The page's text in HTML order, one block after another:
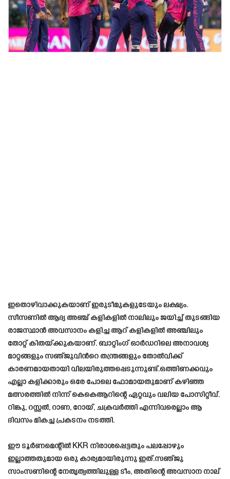
ഇതൊഴിവാക്കുകയാണ് ഇരുടീമുകളുടേയും ലക്ഷ്യം.
സീസണിൽ ആദ്യ അഞ്ച് കളികളില്‍ നാലിലും ജയിച്ച് തുടങ്ങിയ
രാജസ്ഥാൻ അവസാനം കളിച്ച ആറ് കളികളില്‍ അഞ്ചിലും
തോറ്റ് കിതയ്ക്കുകയാണ്. ബാറ്റിംഗ് ഓര്‍ഡറിലെ അനാവശ്യ
മാറ്റങ്ങളും സഞ്ജുവിന്‍റെ തന്ത്രങ്ങളും തോല്‍വിക്ക്
കാരണമായതായി വിലയിരുത്തപ്പെടുന്നുണ്ട്.ഒത്തിണക്കവും
എല്ലാ കളിക്കാരും ഒരേ പോലെ ഫോമായതുമാണ് കഴിഞ്ഞ
മത്സരത്തിൽ നിന്ന് കെകെആറിന്റെ ഏറ്റവും വലിയ പോസിറ്റീവ്.
റിങ്കു, റസ്സൽ, റാണ, റോയ്, ചക്രവർത്തി എന്നിവരെല്ലാം ആ
ദിവസം മികച്ച പ്രകടനം നടത്തി.
ഈ ടൂർണമെന്റിൽ KKR നിരാശപ്പെട്ടതും പലപ്പോഴും
ഇല്ലാത്തതുമായ ഒരു കാര്യമായിരുന്നു ഇത്.സഞ്ജു
സാംസണിന്റെ നേതൃത്വത്തിലുള്ള ടീം, അതിന്റെ അവസാന നാല്